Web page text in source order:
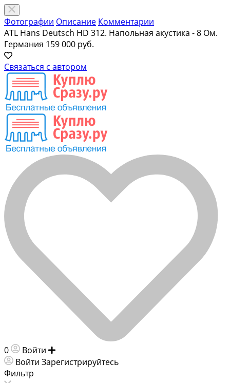
Фотографии Описание Комментарии
ATL Hans Deutsch HD 312. Напольная акустика - 8 Ом.
Германия 159 000 руб.
Связаться с автором
0 Войти
Войти Зарегистрируйтесь
Фильтр